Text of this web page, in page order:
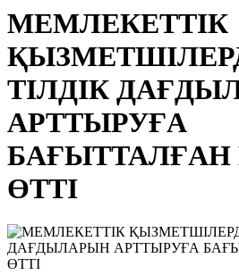
МЕМЛЕКЕТТІК
ТІЛДІК
АРТТЫРУҒА
БАҒЫТТАЛҒАН
ӨТТІ